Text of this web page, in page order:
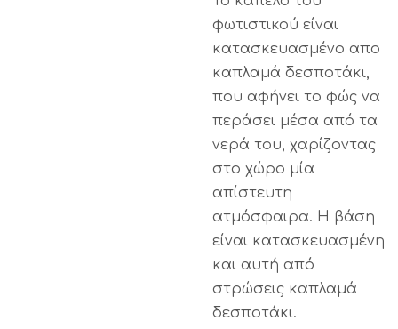
φωτιστικού είναι
κατασκευασμένο απο
καπλαμά δεσποτάκι,
που αφήνει το φώς να
περάσει μέσα από τα
νερά του, χαρίζοντας
στο χώρο μία
απίστευτη
ατμόσφαιρα. Η βάση
είναι κατασκευασμένη
και αυτή από
στρώσεις καπλαμά
δεσποτάκι.